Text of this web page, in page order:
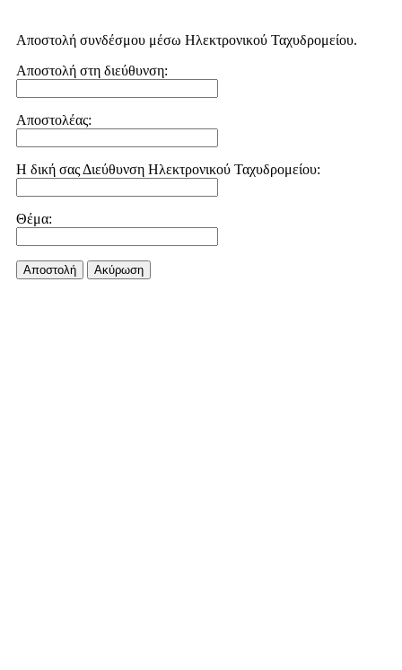
Αποστολή συνδέσμου μέσω Ηλεκτρονικού Ταχυδρομείου.
Αποστολή στη διεύθυνση:
Αποστολέας:
Η δική σας Διεύθυνση Ηλεκτρονικού Ταχυδρομείου:
Θέμα:
Αποστολή Aκύρωση